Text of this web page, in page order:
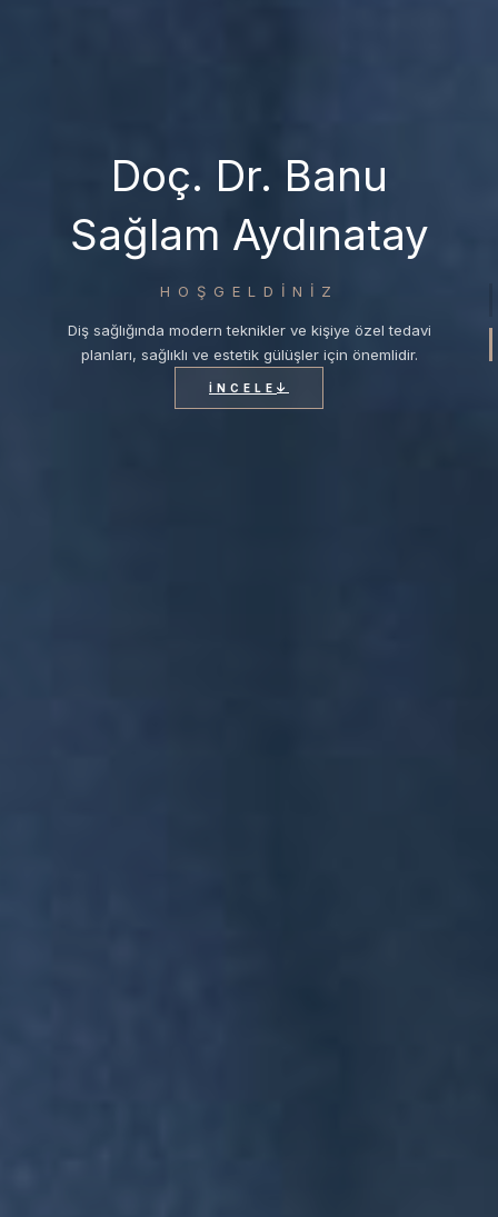
Doç. Dr. Banu
Sağlam Aydınatay
HOŞGELDİNİZ
Diş sağlığında modern teknikler ve kişiye özel tedavi
planları, sağlıklı ve estetik gülüşler için önemlidir.
İNCELE